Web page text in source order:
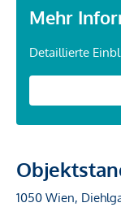
Mehr
Detaillierte
1050 Wien,